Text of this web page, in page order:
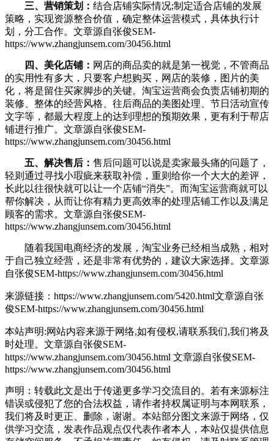
三、营销策划： 结合店铺实际情况;制定适合店铺的发展
策略，实现资源整合价值，确定整体运营模式，具体执行计
划，分工合作。 文章源自张俊SEM-
https://www.zhangjunsem.com/30456.html
四、美化店铺： 网店的商品卖的就是第一视觉，不管商品
的实用性有多大，只要客户想购买，网店的装修，图片的美
化，将是留住买家脚步的关键。淘宝运营商会负责店铺初期的
装修、整体的经营风格、往后商品的美图处理、节日活动宣传
文字等，都最大程度上的达到理想的预期效果，更有利于帮店
铺进行推广。 文章源自张俊SEM-
https://www.zhangjunsem.com/30456.html
五、解决售后： 售后问题可以说是卖家最头痛的问题了，
轻则通过寻找小瑕疵来获取补偿，重则给你一个大大的差评，
长此以往很快就可以让一个店铺“消失”。而淘宝运营商就可以
帮你解决，从而让你有精力更高效率的处理店铺工作以及满足
顾客的需求。 文章源自张俊SEM-
https://www.zhangjunsem.com/30456.html
随着我国电商经济的发展，淘宝业务已经相当成熟，相对
于自己独立经营，还是非常有优势的，建议大家选择。 文章源
自张俊SEM-https://www.zhangjunsem.com/30456.html
来源链接：https://www.zhangjunsem.com/5420.html文章源自张
俊SEM-https://www.zhangjunsem.com/30456.html
本站声明:网站内容来源于网络,如有侵权,请联系我们,我们将及
时处理。 文章源自张俊SEM-
https://www.zhangjunsem.com/30456.html 文章源自张俊SEM-
https://www.zhangjunsem.com/30456.html
声明：转载此文是出于传递更多学习交流目的。若有来源标注
错误或侵犯了您的合法权益，请作者持权属证明与本网联系，
我们将及时更正、删除，谢谢。本站部分图文来源于网络，仅
供学习交流，发表作品观点仅代表作者本人，本站仅提供信息